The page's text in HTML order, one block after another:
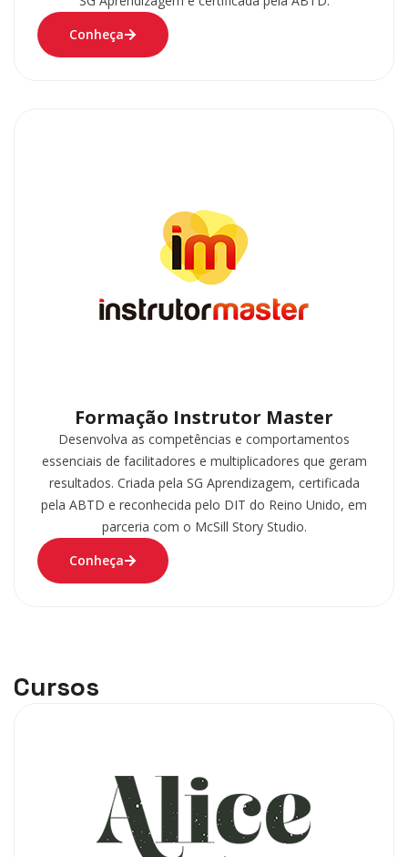
Conheça
Formação Instrutor Master
Desenvolva as competências e comportamentos
essenciais de facilitadores e multiplicadores que geram
resultados. Criada pela SG Aprendizagem, certificada
pela ABTD e reconhecida pelo DIT do Reino Unido, em
parceria com o McSill Story Studio.
Conheça
Cursos